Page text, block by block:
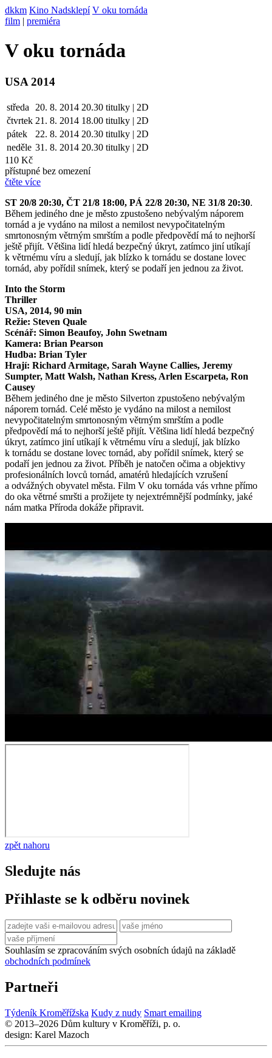
dkkm Kino Nadsklepí V oku tornáda
film | premiéra
V oku tornáda
USA 2014
středa 20. 8. 2014 20.30 titulky | 2D
čtvrtek 21. 8. 2014 18.00 titulky | 2D
pátek
22. 8. 2014 20.30 titulky | 2D
neděle 31. 8. 2014 20.30 titulky | 2D
110 Kč
přístupné bez omezení
čtěte více
ST 20/8 20:30, ČT 21/8 18:00, PÁ 22/8 20:30, NE 31/8 20:30.
Během jediného dne je město zpustošeno nebývalým náporem
tornád a je vydáno na milost a nemilost nevypočitatelným
smrtonosným větrným smrštím a podle předpovědí má to nejhorší
ještě přijít. Většina lidí hledá bezpečný úkryt, zatímco jiní utíkají
k větrnému víru a sledují, jak blízko k tornádu se dostane lovec
tornád, aby pořídil snímek, který se podaří jen jednou za život.
Into the Storm
Thriller
USA, 2014, 90 min
Režie: Steven Quale
Scénář: Simon Beaufoy, John Swetnam
Kamera: Brian Pearson
Hudba: Brian Tyler
Hrají: Richard Armitage, Sarah Wayne Callies, Jeremy
Sumpter, Matt Walsh, Nathan Kress, Arlen Escarpeta, Ron
Causey
Během jediného dne je město Silverton zpustošeno nebývalým
náporem tornád. Celé město je vydáno na milost a nemilost
nevypočitatelným smrtonosným větrným smrštím a podle
předpovědí má to nejhorší ještě přijít. Většina lidí hledá bezpečný
úkryt, zatímco jiní utíkají k větrnému víru a sledují, jak blízko
k tornádu se dostane lovec tornád, aby pořídil snímek, který se
podaří jen jednou za život. Příběh je natočen očima a objektivy
profesionálních lovců tornád, amatérů hledajících vzrušení
a odvážných obyvatel města. Film V oku tornáda vás vrhne přímo
do oka větrné smršti a prožijete ty nejextrémnější podmínky, jaké
nám matka Příroda dokáže připravit.
zpět nahoru
Sledujte nás
Přihlaste se k odběru novinek
Souhlasím se zpracováním svých osobních údajů na základě
obchodních podmínek
Partneři
Týdeník Kroměřížska Kudy z nudy Smart emailing
© 2013–2026 Dům kultury v Kroměříži, p. o.
design: Karel Mazoch